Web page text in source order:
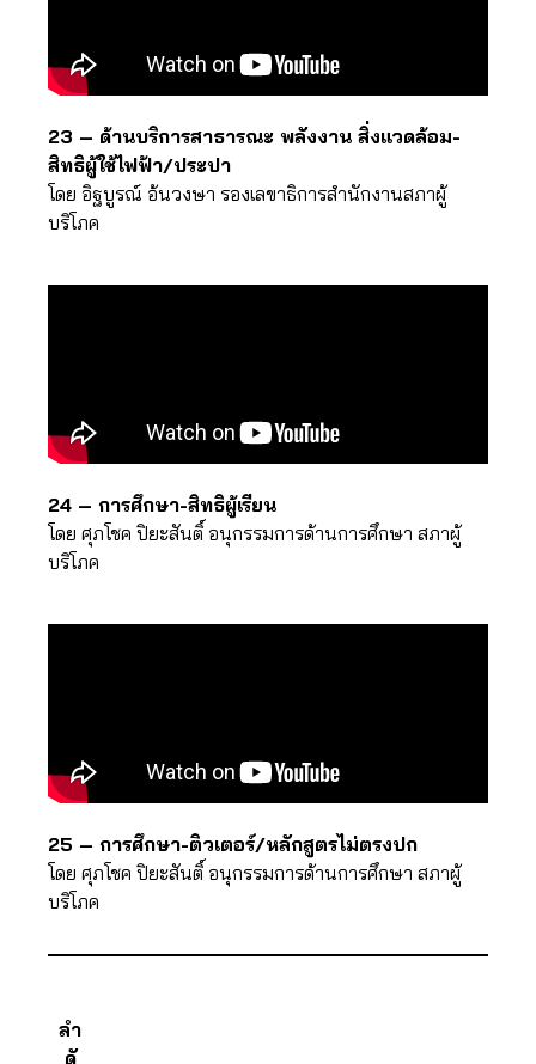
23 – ด้านบริการสาธารณะ พลังงาน สิ่งแวดล้อม-
สิทธิผู้ใช้ไฟฟ้า/ประปา
โดย อิฐบูรณ์ อ้นวงษา รองเลขาธิการสำนักงานสภาผู้
บริโภค
24 – การศึกษา-สิทธิผู้เรียน
โดย ศุภโชค ปิยะสันติ์ อนุกรรมการด้านการศึกษา สภาผู้
บริโภค
25 – การศึกษา-ติวเตอร์/หลักสูตรไม่ตรงปก
โดย ศุภโชค ปิยะสันติ์ อนุกรรมการด้านการศึกษา สภาผู้
บริโภค
ลำ
ดั